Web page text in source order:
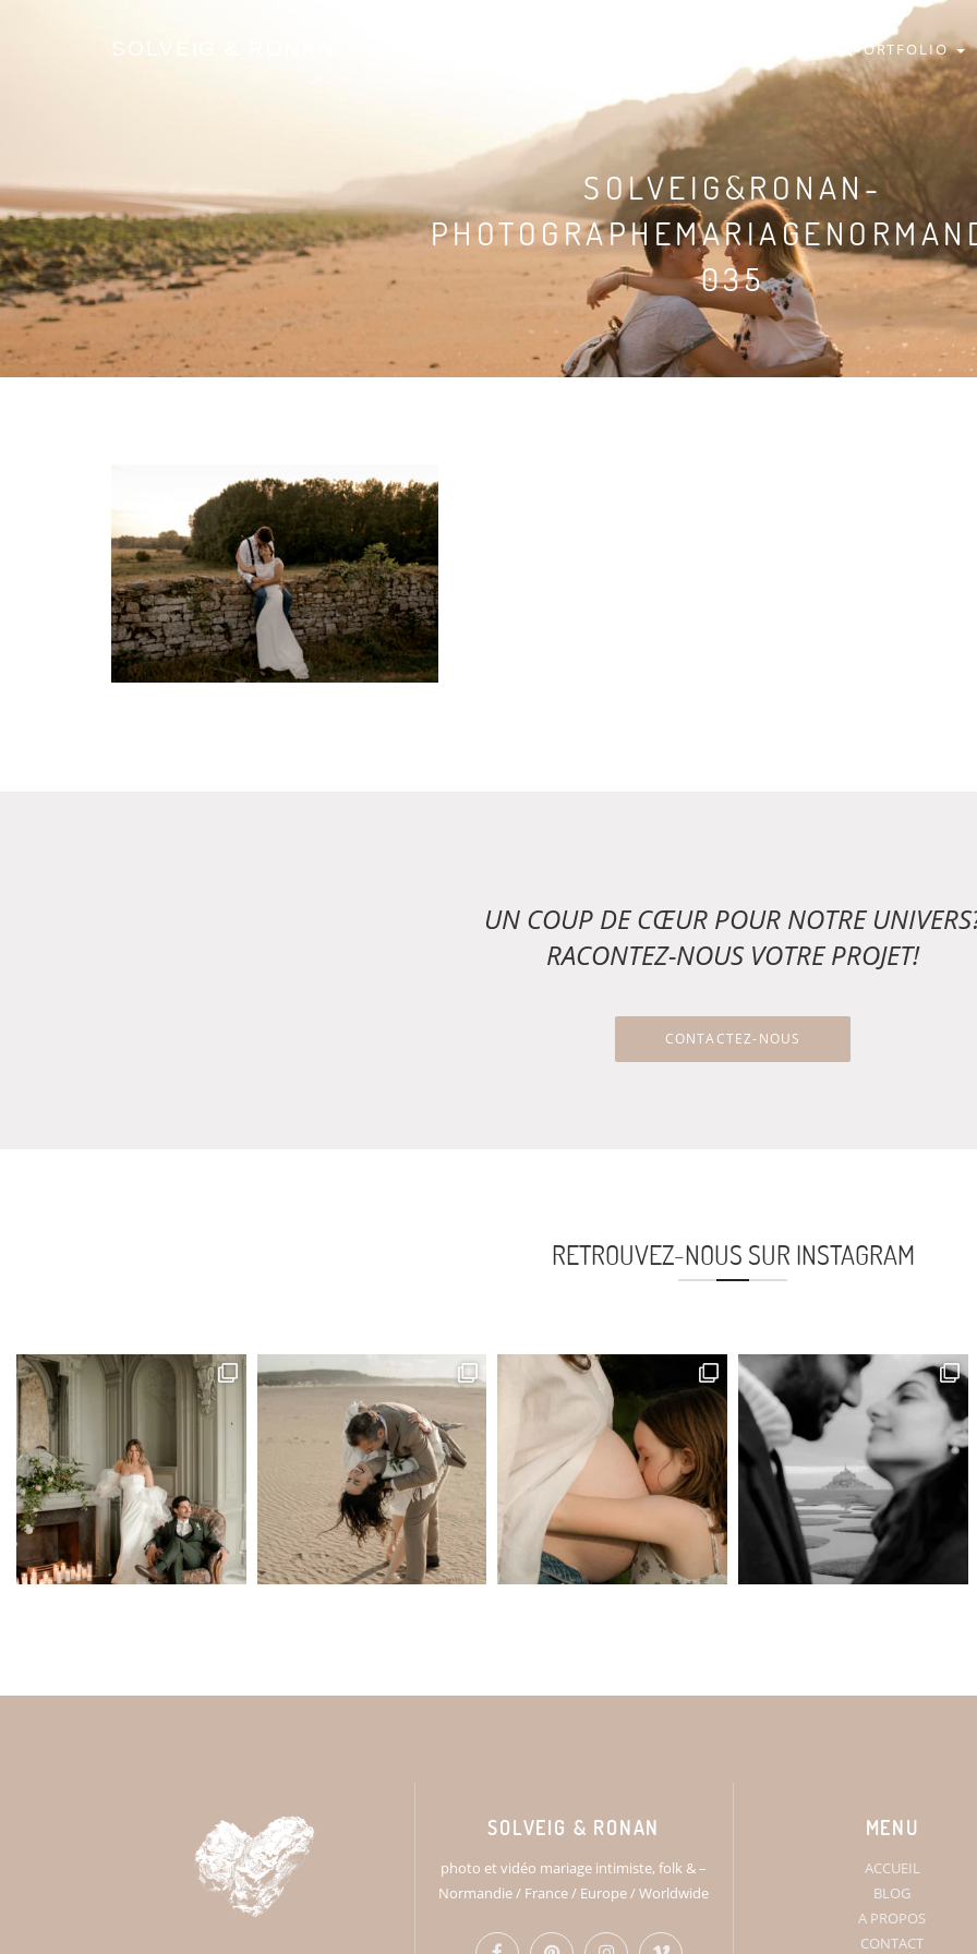
SOLVEIG & RONAN PORTFOLIO
SOLVEIG&RONAN-
035
UN COUP DE CŒUR POUR NOTRE
RACONTEZ-NOUS VOTRE PROJET!
CONTACTEZ-NOUS
RETROUVEZ-NOUS SUR INSTAGRAM
SOLVEIG & RONAN
photo et vidéo mariage intimiste, folk & –
Normandie / France / Europe / Worldwide
MENU
ACCUEIL
BLOG
A PROPOS
CONTACT